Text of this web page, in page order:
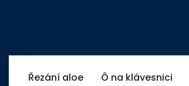
Řezání aloe Ô na klávesnici